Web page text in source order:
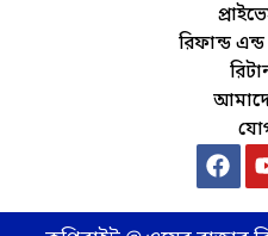
রিফান্ড